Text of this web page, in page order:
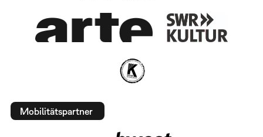
Mobilitätspartner